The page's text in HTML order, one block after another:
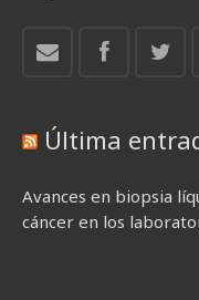
Última
Avances en biopsia
cáncer en los